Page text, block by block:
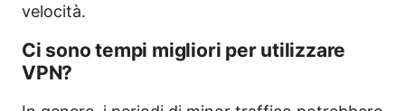
velocità.
Ci sono tempi migliori per utilizzare
VPN?